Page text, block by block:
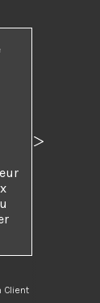
Client
Suivant